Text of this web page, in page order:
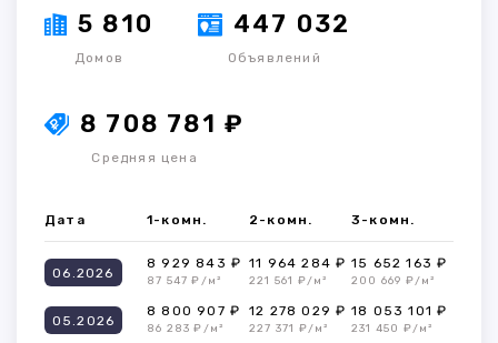
5 810
Домов
447 032
Объявлений
8 708 781 ₽
Средняя цена
Дата 1-комн. 2-комн. 3-комн.
06.2026
8 929 843 ₽
87 547 ₽/м²
11 964 284 ₽
221 561 ₽/м²
15 652 163 ₽
200 669 ₽/м²
05.2026
8 800 907 ₽
86 283 ₽/м²
12 278 029 ₽
227 371 ₽/м²
18 053 101 ₽
231 450 ₽/м²